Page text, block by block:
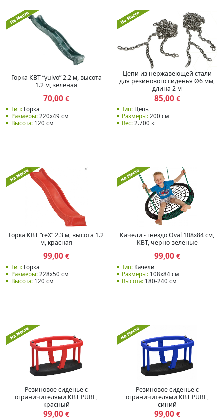
Горка КВТ “yulvo” 2.2 м, высота
1.2 м, зеленая
70,00 €
Тип:Горка
Размеры:220х49 см
Высота:120 см
Цепи из нержавеющей стали
для резинового сиденья Ø6 мм,
длина 2 м
85,00€
Тип: Цепь
Размеры: 200 см
Вес: 2.700 кг
Горка КВТ “reX” 2.3 м, высота 1.2
м, красная
99,00 €
Тип:Горка
Размеры:228х50 см
Высота:120 см
Качели - гнездо Oval 108x84 см,
КВТ, черно-зеленые
99,00€
Тип: Качели
Размеры: 108х84 см
Высота: 180-240 см
Резиновое сиденье с
ограничителями КВТ PURE,
красный
99,00 €
Резиновое сиденье с
ограничителями КВТ PURE,
синий
99,00€